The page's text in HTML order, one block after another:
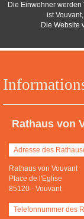
Rathaus von
Adresse des
Rathaus von Vouvant
Place de l'Eglise
85120 - Vouvant
Telefonnummer des
Die Einwohner
ist
Die Website